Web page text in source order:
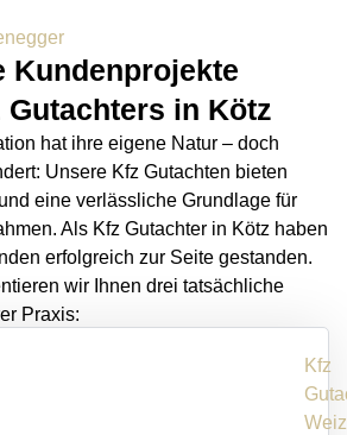
Kundenprojekte
Gutachters in Kötz
hat ihre eigene Natur – doch
Unsere Kfz Gutachten bieten
eine verlässliche Grundlage für
Als Kfz Gutachter in Kötz haben
erfolgreich zur Seite gestanden.
wir Ihnen drei tatsächliche
Praxis:
Kfz